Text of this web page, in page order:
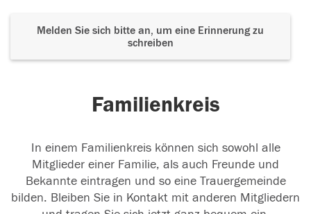
Melden Sie sich bitte an, um eine Erinnerung zu
schreiben
Familienkreis
In einem Familienkreis können sich sowohl alle
Mitglieder einer Familie, als auch Freunde und
Bekannte eintragen und so eine Trauergemeinde
bilden. Bleiben Sie in Kontakt mit anderen Mitgliedern